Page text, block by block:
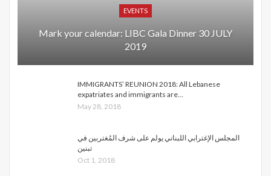
EVENTS
Mark your calendar: LIBC Gala Dinner 30 JULY
2019
IMMIGRANTS’ REUNION 2018: All Lebanese
expatriates and immigrants are…
May 28, 2018
المجلس الإغترابي اللبناني يولم على شرف المُغتربين في
تبنين
Oct 1, 2018